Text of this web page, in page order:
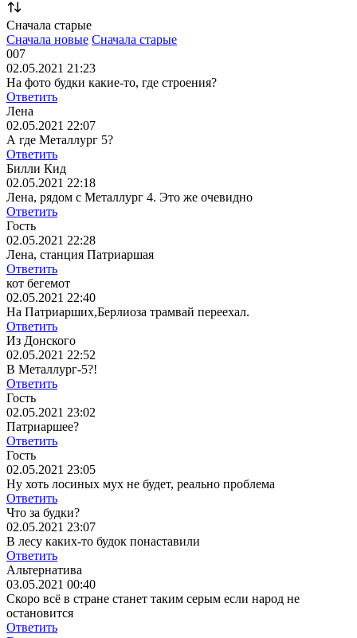
Сначала старые
Сначала новые Сначала старые
007
02.05.2021 21:23
На фото будки какие-то, где строения?
Ответить
Лена
02.05.2021 22:07
А где Металлург 5?
Ответить
Билли Кид
02.05.2021 22:18
Лена, рядом с Металлург 4. Это же очевидно
Ответить
Гость
02.05.2021 22:28
Лена, станция Патриаршая
Ответить
кот бегемот
02.05.2021 22:40
На Патриарших,Берлиоза трамвай переехал.
Ответить
Из Донского
02.05.2021 22:52
В Металлург-5?!
Ответить
Гость
02.05.2021 23:02
Патриаршее?
Ответить
Гость
02.05.2021 23:05
Ну хоть лосиных мух не будет, реально проблема
Ответить
Что за будки?
02.05.2021 23:07
В лесу каких-то будок понаставили
Ответить
Альтернатива
03.05.2021 00:40
Скоро всё в стране станет таким серым если народ не
остановится
Ответить